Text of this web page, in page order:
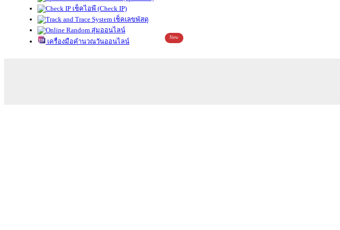
เช็คไอพี (Check IP)
เช็คเลขพัสดุ
สุ่มออนไลน์
เครื่องมือคำนวณวันออนไลน์
New